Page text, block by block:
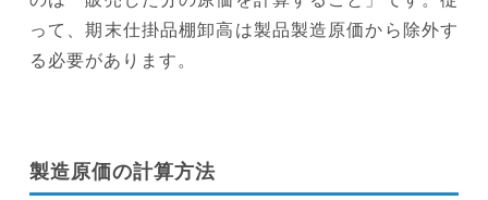
って、期末仕掛品棚卸高は製品製造原価から除外す
る必要があります。
製造原価の計算方法